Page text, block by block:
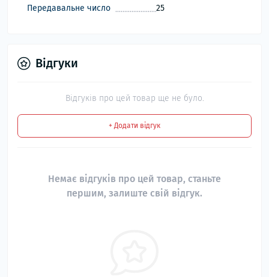
Передавальне число 25
Відгуки
Відгуків про цей товар ще не було.
+ Додати відгук
Немає відгуків про цей товар, станьте
першим, залиште свій відгук.